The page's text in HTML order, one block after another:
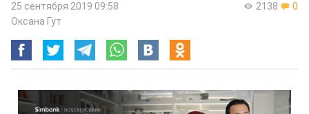
2138 0
25 сентября 2019 09:58
Оксана Гут